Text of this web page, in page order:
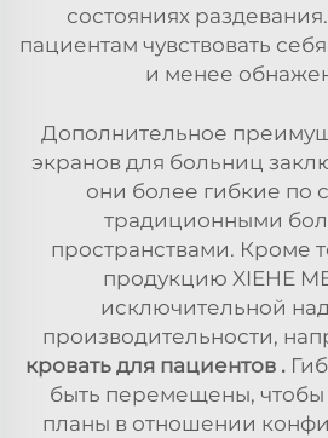
состояниях
пациентам чувствовать
и менее
Дополнительное
экранов для больниц
они более гибкие по
традиционными
пространствами. Кроме
продукцию XIEHE
исключительной
производительности,
кровать для пациентов .
быть перемещены, чтобы
планы в отношении